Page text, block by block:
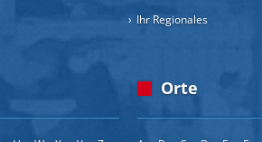
Ihr Regionales
Orte